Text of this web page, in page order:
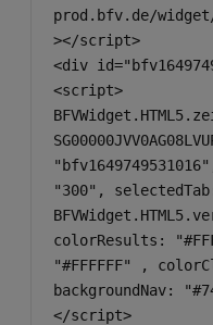
prod.bfv.de/
></script>
<div
<script>
"300",
colorResults:
"#FFFFFF" ,
backgroundNav:
</script>